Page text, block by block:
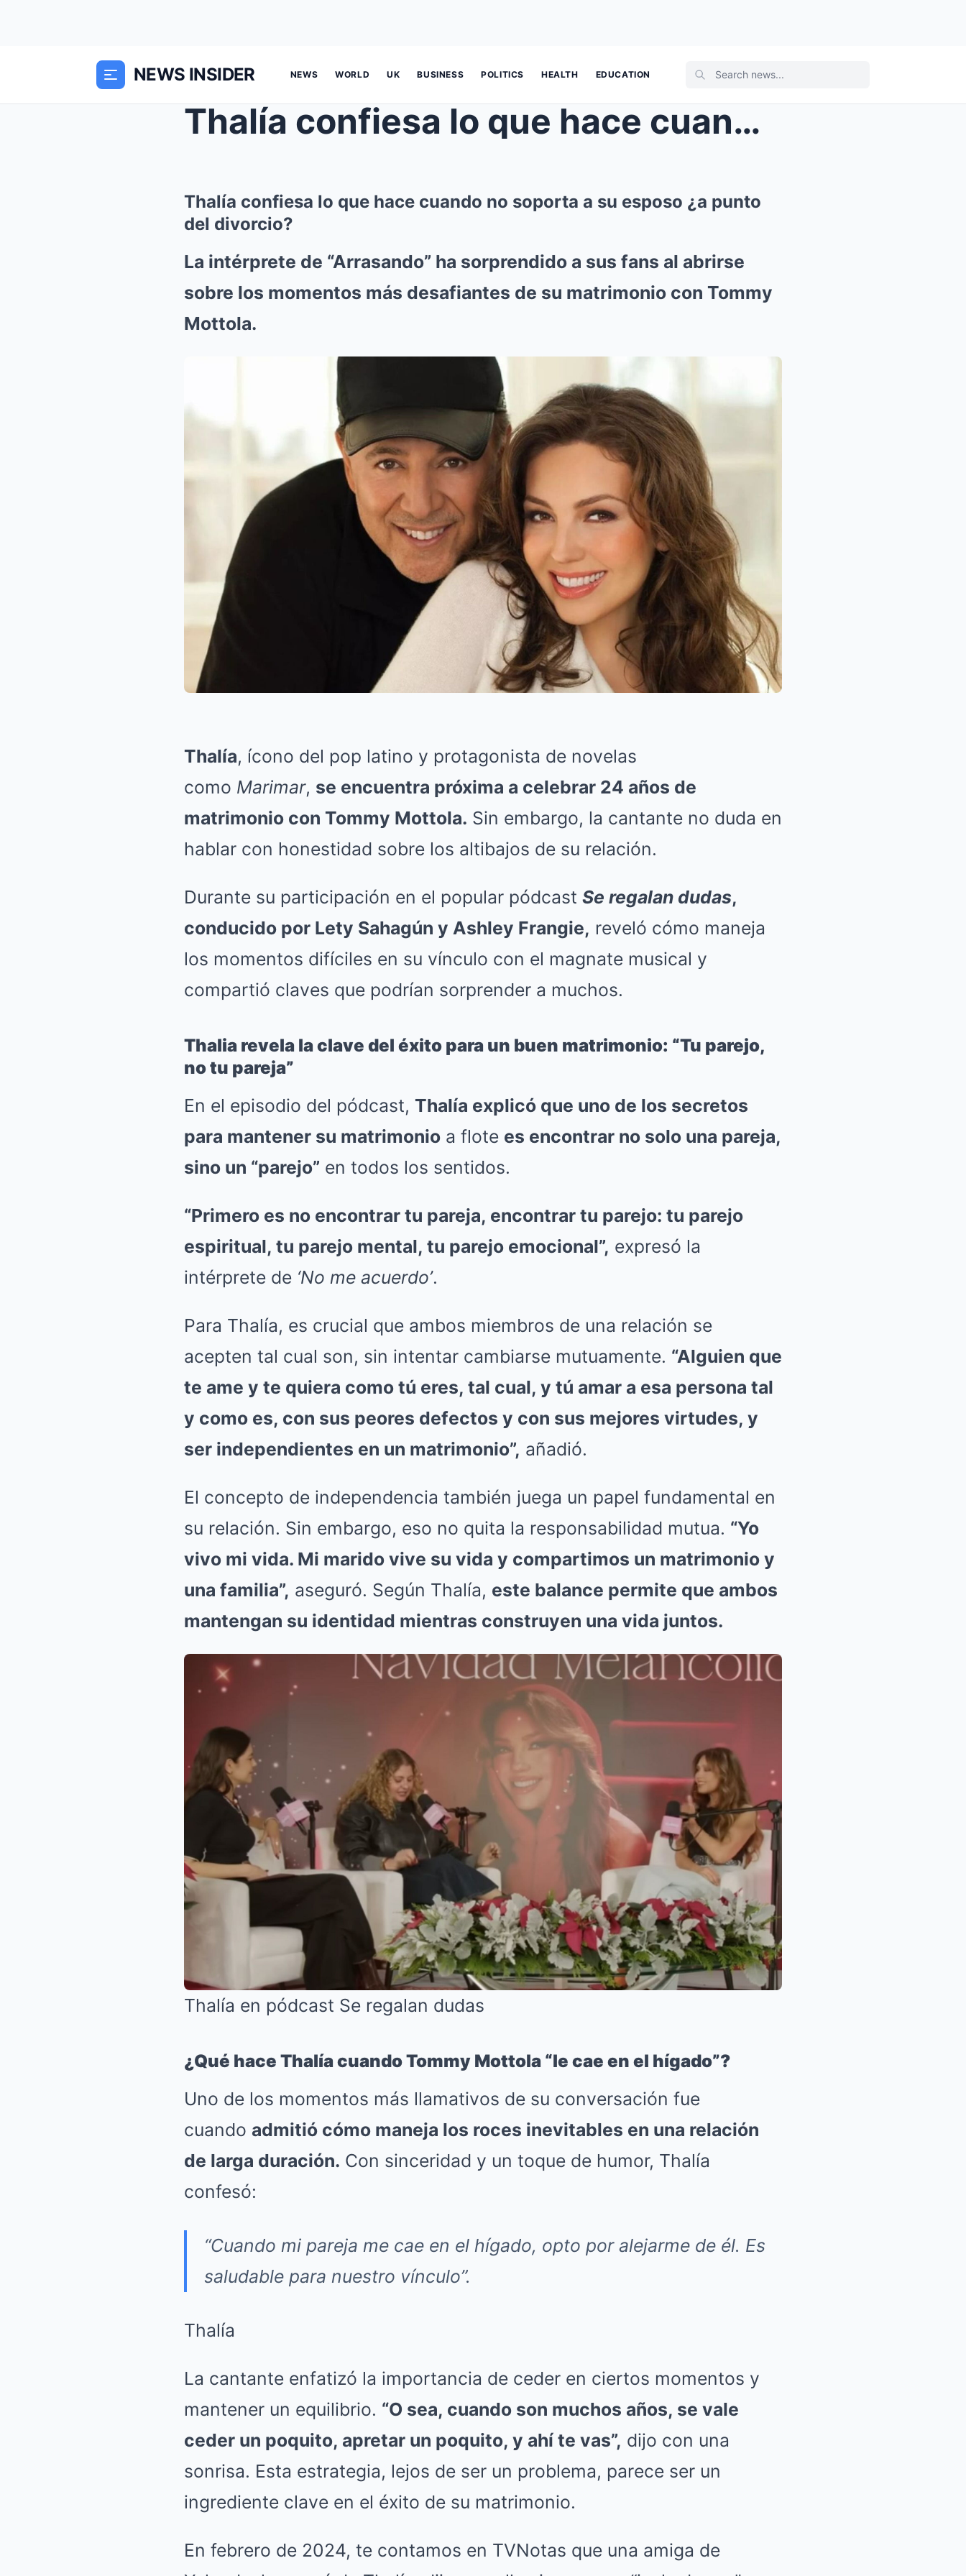
NEWS INSIDER NEWS WORLD UK BUSINESS POLITICS HEALTH EDUCATION
Thalía confiesa lo que hace cuando no soporta a su...
Thalía confiesa lo que hace cuando no soporta a su esposo ¿a punto
del divorcio?
La intérprete de “Arrasando” ha sorprendido a sus fans al abrirse
sobre los momentos más desafiantes de su matrimonio con Tommy
Mottola.
Thalía, ícono del pop latino y protagonista de novelas
como Marimar, se encuentra próxima a celebrar 24 años de
matrimonio con Tommy Mottola. Sin embargo, la cantante no duda en
hablar con honestidad sobre los altibajos de su relación.
Durante su participación en el popular pódcast Se regalan dudas,
conducido por Lety Sahagún y Ashley Frangie, reveló cómo maneja
los momentos difíciles en su vínculo con el magnate musical y
compartió claves que podrían sorprender a muchos.
Thalia revela la clave del éxito para un buen matrimonio: “Tu parejo,
no tu pareja”
En el episodio del pódcast, Thalía explicó que uno de los secretos
para mantener su matrimonio a flote es encontrar no solo una pareja,
sino un “parejo” en todos los sentidos.
“Primero es no encontrar tu pareja, encontrar tu parejo: tu parejo
espiritual, tu parejo mental, tu parejo emocional”, expresó la
intérprete de ‘No me acuerdo’.
Para Thalía, es crucial que ambos miembros de una relación se
acepten tal cual son, sin intentar cambiarse mutuamente. “Alguien que
te ame y te quiera como tú eres, tal cual, y tú amar a esa persona tal
y como es, con sus peores defectos y con sus mejores virtudes, y
ser independientes en un matrimonio”, añadió.
El concepto de independencia también juega un papel fundamental en
su relación. Sin embargo, eso no quita la responsabilidad mutua. “Yo
vivo mi vida. Mi marido vive su vida y compartimos un matrimonio y
una familia”, aseguró. Según Thalía, este balance permite que ambos
mantengan su identidad mientras construyen una vida juntos.
Thalía en pódcast Se regalan dudas
¿Qué hace Thalía cuando Tommy Mottola “le cae en el hígado”?
Uno de los momentos más llamativos de su conversación fue
cuando admitió cómo maneja los roces inevitables en una relación
de larga duración. Con sinceridad y un toque de humor, Thalía
confesó:
“Cuando mi pareja me cae en el hígado, opto por alejarme de él. Es
saludable para nuestro vínculo”.
Thalía
La cantante enfatizó la importancia de ceder en ciertos momentos y
mantener un equilibrio. “O sea, cuando son muchos años, se vale
ceder un poquito, apretar un poquito, y ahí te vas”, dijo con una
sonrisa. Esta estrategia, lejos de ser un problema, parece ser un
ingrediente clave en el éxito de su matrimonio.
En febrero de 2024, te contamos en TVNotas que una amiga de